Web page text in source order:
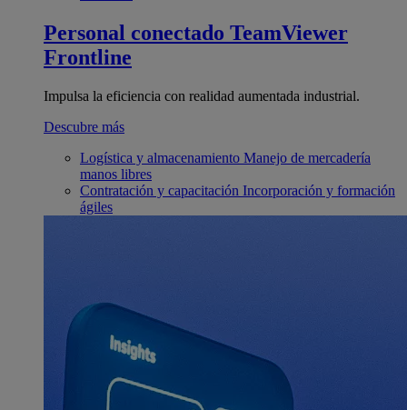
Personal conectado TeamViewer
Frontline
Impulsa la eficiencia con realidad aumentada industrial.
Descubre más
Logística y almacenamiento Manejo de mercadería
manos libres
Contratación y capacitación Incorporación y formación
ágiles